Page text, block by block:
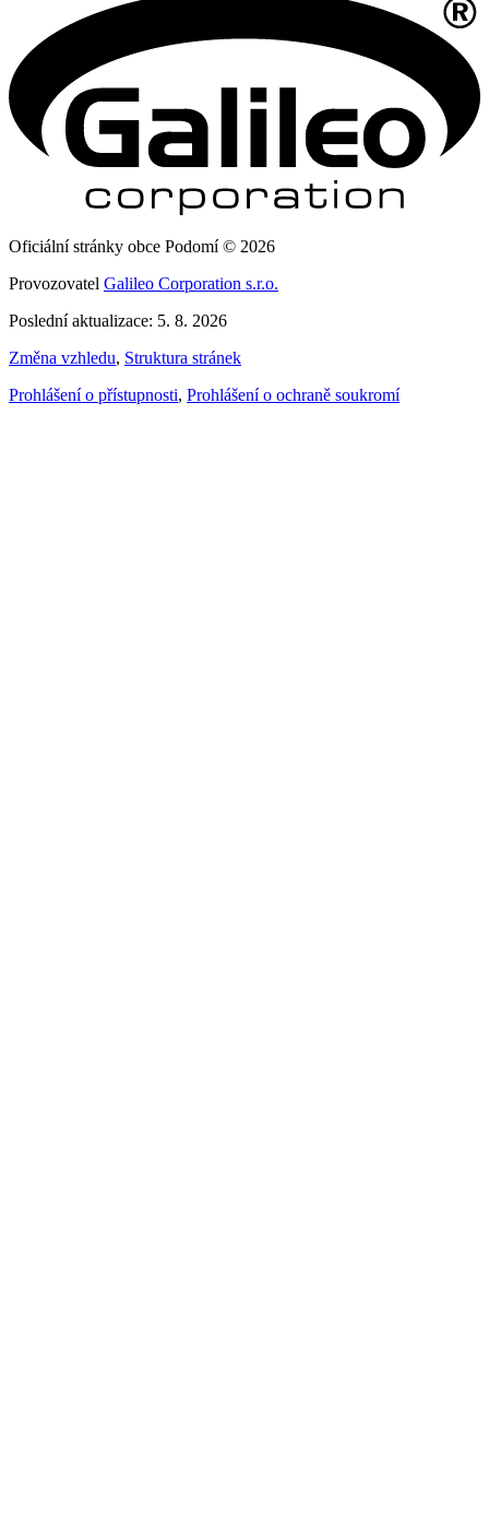
Oficiální stránky obce Podomí © 2026
Provozovatel Galileo Corporation s.r.o.
Poslední aktualizace: 5. 8. 2026
Změna vzhledu, Struktura stránek
Prohlášení o přístupnosti, Prohlášení o ochraně soukromí